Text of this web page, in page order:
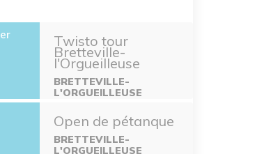
er Twisto tour
Bretteville-
l'Orgueilleuse
BRETTEVILLE-
L'ORGUEILLEUSE
Open de pétanque
BRETTEVILLE-
L'ORGUEILLEUSE